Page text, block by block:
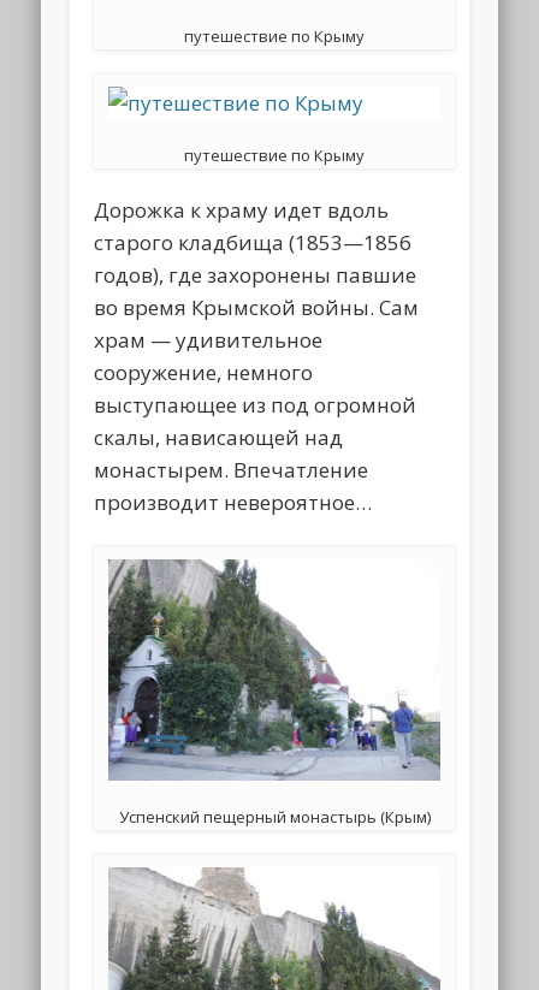
путешествие по Крыму
путешествие по Крыму
Дорожка к храму идет вдоль
старого кладбища (1853—1856
годов), где захоронены павшие
во время Крымской войны. Сам
храм — удивительное
сооружение, немного
выступающее из под огромной
скалы, нависающей над
монастырем. Впечатление
производит невероятное…
Успенский пещерный монастырь (Крым)